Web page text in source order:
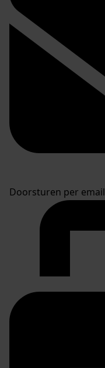
Doorsturen per email